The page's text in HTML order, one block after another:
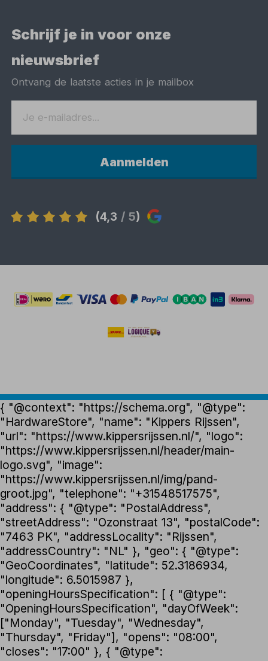
Schrijf je in voor onze
nieuwsbrief
Ontvang de laatste acties in je mailbox
Aanmelden
(4,3 / 5)
{ "@context": "https://schema.org", "@type":
"HardwareStore", "name": "Kippers Rijssen",
"url": "https://www.kippersrijssen.nl/", "logo":
"https://www.kippersrijssen.nl/header/main-
logo.svg", "image":
"https://www.kippersrijssen.nl/img/pand-
groot.jpg", "telephone": "+31548517575",
"address": { "@type": "PostalAddress",
"streetAddress": "Ozonstraat 13", "postalCode":
"7463 PK", "addressLocality": "Rijssen",
"addressCountry": "NL" }, "geo": { "@type":
"GeoCoordinates", "latitude": 52.3186934,
"longitude": 6.5015987 },
"openingHoursSpecification": [ { "@type":
"OpeningHoursSpecification", "dayOfWeek":
["Monday", "Tuesday", "Wednesday",
"Thursday", "Friday"], "opens": "08:00",
"closes": "17:00" }, { "@type":